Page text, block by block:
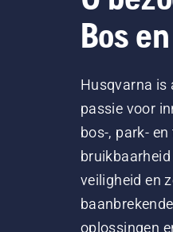
Bos
Husqvarna is
passie voor
bos-, park-
veiligheid en
oplossingen